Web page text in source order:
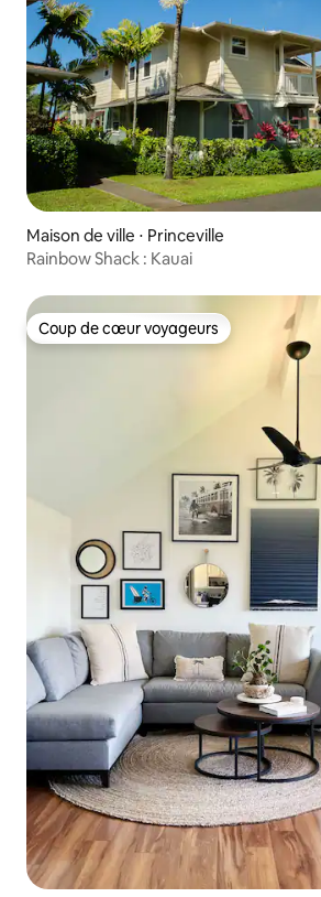
Maison de ville ⋅ Princeville
Rainbow Shack : Kauai
Coup de cœur voyageurs
Coup de cœur voyageurs